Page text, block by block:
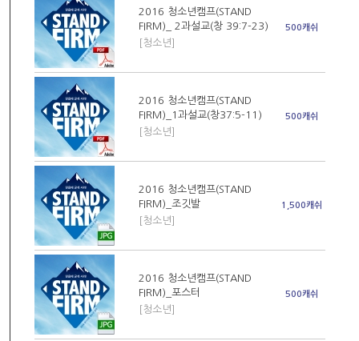
2016 청소년캠프(STAND
FIRM)_ 2과설교(창 39:7-23)
[청소년]
500캐쉬
2016 청소년캠프(STAND
FIRM)_1과설교(창37:5-11)
[청소년]
500캐쉬
2016 청소년캠프(STAND
FIRM)_조깃발
[청소년]
1,500캐쉬
2016 청소년캠프(STAND
FIRM)_포스터
[청소년]
500캐쉬